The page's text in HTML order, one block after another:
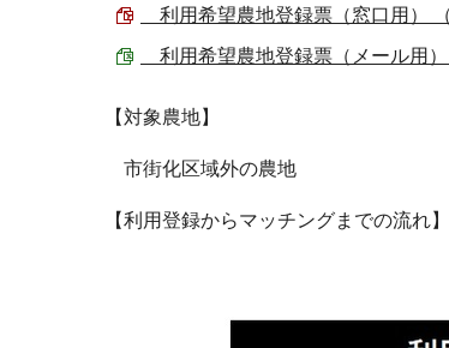
利用希望農地登録票（窓口用）
利用希望農地登録票（メール用）
【対象農地】
市街化区域外の農地
【利用登録からマッチングまでの流れ】